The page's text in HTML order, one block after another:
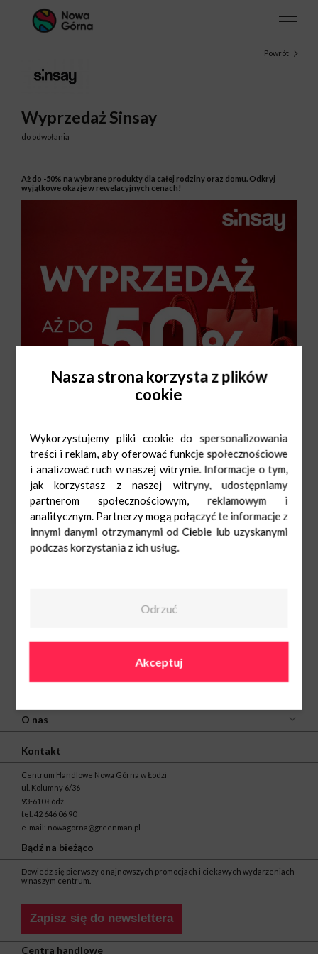
Powrót
Wyprzedaż Sinsay
do odwołania
Aż do -50% na wybrane produkty dla całej rodziny oraz domu. Odkryj
wyjątkowe okazje w rewelacyjnych cenach!
O nas
Kontakt
Centrum Handlowe Nowa Górna w Łodzi
ul. Kolumny 6/36
93-610 Łódź
tel. 42 646 06 90
e-mail: nowagorna@greenman.pl
Bądź na bieżąco
Dowiedz się pierwszy o najnowszych promocjach i ciekawych wydarzeniach
w naszym centrum.
Zapisz się do newslettera
Centra handlowe
Nasza strona korzysta z plików
cookie
Wykorzystujemy pliki cookie do spersonalizowania
treści i reklam, aby oferować funkcje społecznościowe
i analizować ruch w naszej witrynie. Informacje o tym,
jak korzystasz z naszej witryny, udostępniamy
partnerom społecznościowym, reklamowym i
analitycznym. Partnerzy mogą połączyć te informacje z
innymi danymi otrzymanymi od Ciebie lub uzyskanymi
podczas korzystania z ich usług.
Odrzuć
Akceptuj